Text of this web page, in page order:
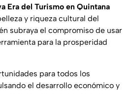
Era del Turismo en Quintana
y riqueza cultural del
subraya el compromiso de usar
para la prosperidad
para todos los
el desarrollo económico y